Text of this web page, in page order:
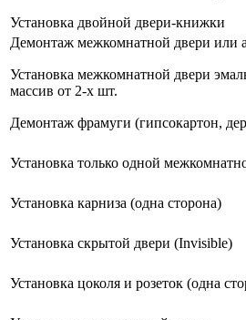
Установка двойной двери-книжки
Демонтаж межкомнатной двери или
Установка межкомнатной двери
массив от 2-х шт.
Демонтаж фрамуги (гипсокартон,
Установка только одной
Установка карниза (одна сторона)
Установка скрытой двери (Invisible)
Установка цоколя и розеток (одна